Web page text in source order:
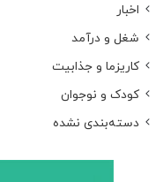
اخبار
شغل و درآمد
کاریزما و جذابیت
کودک و نوجوان
دسته‌بندی نشده